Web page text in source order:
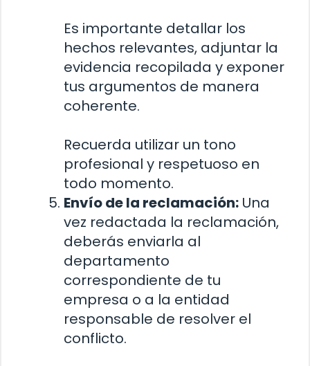
Es importante detallar los
hechos relevantes, adjuntar la
evidencia recopilada y exponer
tus argumentos de manera
coherente.
Recuerda utilizar un tono
profesional y respetuoso en
todo momento.
Envío de la reclamación: Una
vez redactada la reclamación,
deberás enviarla al
departamento
correspondiente de tu
empresa o a la entidad
responsable de resolver el
conflicto.